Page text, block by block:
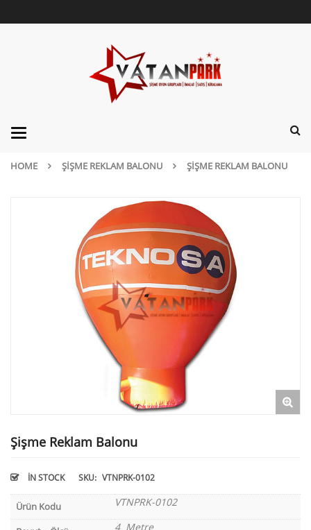
Categories
HOME ŞIŞME REKLAM BALONU ŞIŞME REKLAM BALONU
Şişme Reklam Balonu
IN STOCK SKU: VTNPRK-0102
Ürün Kodu VTNPRK-0102
4 Metre